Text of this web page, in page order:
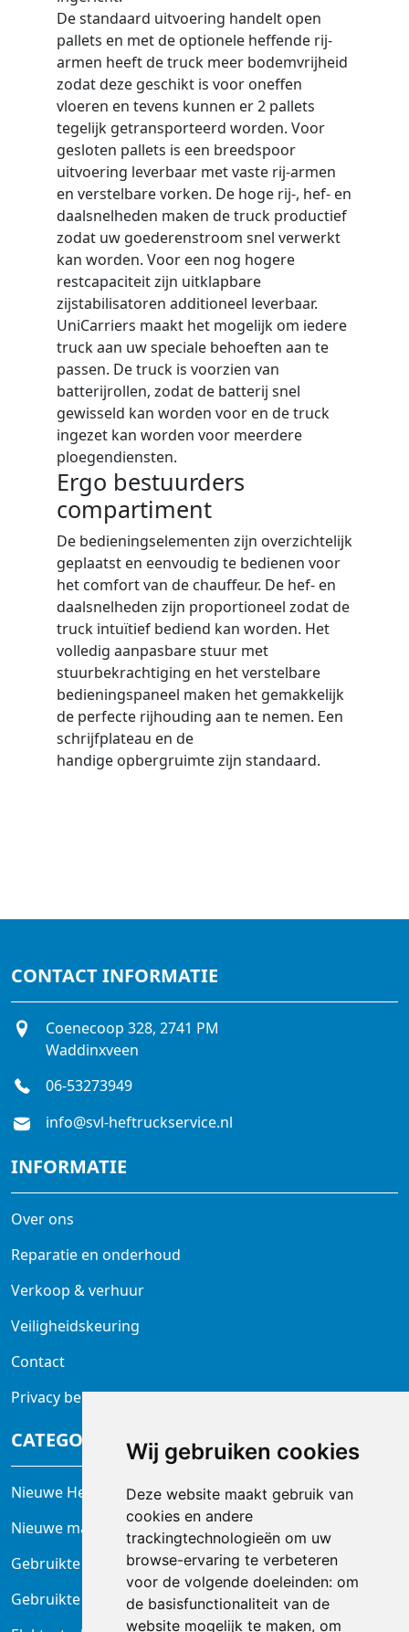
Wij gebruiken cookies
Deze website maakt gebruik van
cookies en andere
trackingtechnologieën om uw
browse-ervaring te verbeteren
voor de volgende doeleinden: om
de basisfunctionaliteit van de
website mogelijk te maken, om
De standaard uitvoering handelt open
pallets en met de optionele heffende rij-
armen heeft de truck meer bodemvrijheid
zodat deze geschikt is voor oneffen
vloeren en tevens kunnen er 2 pallets
tegelijk getransporteerd worden. Voor
gesloten pallets is een breedspoor
uitvoering leverbaar met vaste rij-armen
en verstelbare vorken. De hoge rij-, hef- en
daalsnelheden maken de truck productief
zodat uw goederenstroom snel verwerkt
kan worden. Voor een nog hogere
restcapaciteit zijn uitklapbare
zijstabilisatoren additioneel leverbaar.
UniCarriers maakt het mogelijk om iedere
truck aan uw speciale behoeften aan te
passen. De truck is voorzien van
batterijrollen, zodat de batterij snel
gewisseld kan worden voor en de truck
ingezet kan worden voor meerdere
ploegendiensten.
Ergo bestuurders
compartiment
De bedieningselementen zijn overzichtelijk
geplaatst en eenvoudig te bedienen voor
het comfort van de chauffeur. De hef- en
daalsnelheden zijn proportioneel zodat de
truck intuïtief bediend kan worden. Het
volledig aanpasbare stuur met
stuurbekrachtiging en het verstelbare
bedieningspaneel maken het gemakkelijk
de perfecte rijhouding aan te nemen. Een
schrijfplateau en de
handige opbergruimte zijn standaard.
CONTACT INFORMATIE
Coenecoop 328, 2741 PM
Waddinxveen
06-53273949
info@svl-heftruckservice.nl
INFORMATIE
Over ons
Reparatie en onderhoud
Verkoop & verhuur
Veiligheidskeuring
Contact
Privacy beleid
CATEGORIEËN
Nieuwe Heftrucks
Nieuwe magazijntrucks
Gebruikte heftrucks
Gebruikte magazijnheftrucks